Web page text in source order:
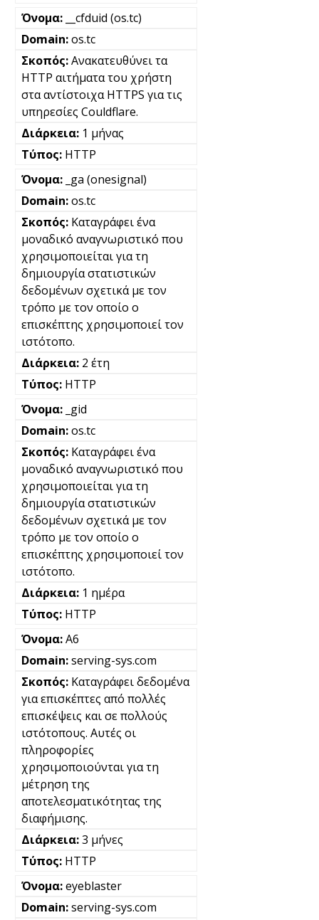
__cfduid (os.tc)
os.tc
Ανακατευθύνει τα
HTTP αιτήματα του χρήστη
στα αντίστοιχα HTTPS για τις
υπηρεσίες Couldflare.
1 μήνας
HTTP
_ga (onesignal)
os.tc
Καταγράφει ένα
μοναδικό αναγνωριστικό που
χρησιμοποιείται για τη
δημιουργία στατιστικών
δεδομένων σχετικά με τον
τρόπο με τον οποίο ο
επισκέπτης χρησιμοποιεί τον
ιστότοπο.
2 έτη
HTTP
_gid
os.tc
Καταγράφει ένα
μοναδικό αναγνωριστικό που
χρησιμοποιείται για τη
δημιουργία στατιστικών
δεδομένων σχετικά με τον
τρόπο με τον οποίο ο
επισκέπτης χρησιμοποιεί τον
ιστότοπο.
1 ημέρα
HTTP
A6
serving-sys.com
Καταγράφει δεδομένα
για επισκέπτες από πολλές
επισκέψεις και σε πολλούς
ιστότοπους. Αυτές οι
πληροφορίες
χρησιμοποιούνται για τη
μέτρηση της
αποτελεσματικότητας της
διαφήμισης.
3 μήνες
HTTP
eyeblaster
serving-sys.com